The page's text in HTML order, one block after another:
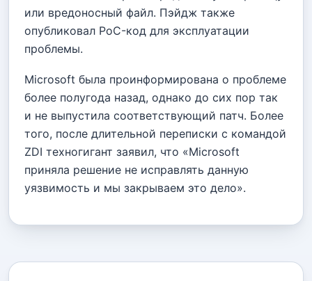
или вредоносный файл. Пэйдж также
опубликовал PoC-код для эксплуатации
проблемы.
Microsoft была проинформирована о проблеме
более полугода назад, однако до сих пор так
и не выпустила соответствующий патч. Более
того, после длительной переписки с командой
ZDI техногигант заявил, что «Microsoft
приняла решение не исправлять данную
уязвимость и мы закрываем это дело».